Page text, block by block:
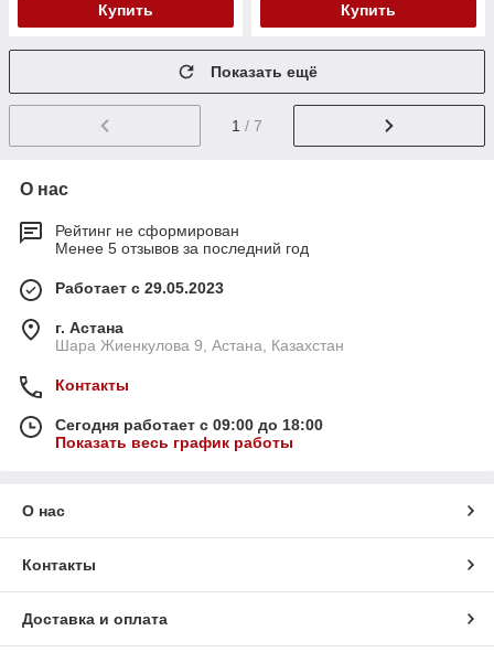
Купить Купить
Показать ещё
1 / 7
О нас
Рейтинг не сформирован
Менее 5 отзывов за последний год
Работает с 29.05.2023
г. Астана
Шара Жиенкулова 9, Астана, Казахстан
Контакты
Сегодня работает с 09:00 до 18:00
Показать весь график работы
О нас
Контакты
Доставка и оплата